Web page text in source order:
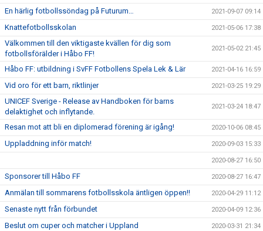
En härlig fotbollssöndag på Futurum… 2021-09-07 09:14
Knattefotbollsskolan 2021-05-06 17:38
Välkommen till den viktigaste kvällen för dig som
fotbollsförälder i Håbo FF!
2021-05-02 21:45
Håbo FF: utbildning i SvFF Fotbollens Spela Lek & Lär 2021-04-16 16:59
Vid oro för ett barn, riktlinjer 2021-03-25 19:29
UNICEF Sverige - Release av Handboken för barns
delaktighet och inflytande.
2021-03-24 18:47
Resan mot att bli en diplomerad förening är igång! 2020-10-06 08:45
Uppladdning inför match! 2020-09-03 15:33
2020-08-27 16:50
Sponsorer till Håbo FF 2020-08-27 16:47
Anmälan till sommarens fotbollsskola äntligen öppen!! 2020-04-29 11:12
Senaste nytt från förbundet 2020-04-09 12:36
Beslut om cuper och matcher i Uppland 2020-03-31 21:34